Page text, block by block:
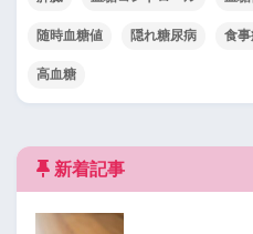
随時血糖値 隠れ糖尿病 食
高血糖
新着記事